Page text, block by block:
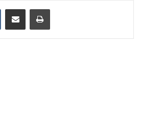
VKontakteShare via Email Print